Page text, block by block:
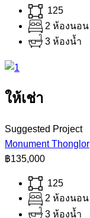
125
2 ห้องนอน
3 ห้องน้ำ
ให้เช่า
Suggested Project
Monument Thonglor
฿135,000
125
2 ห้องนอน
3 ห้องน้ำ